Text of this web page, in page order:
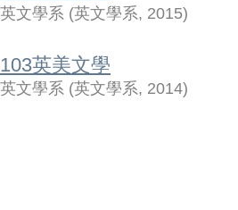
英文學系 (英文學系, 2015)
103英美文學
英文學系 (英文學系, 2014)